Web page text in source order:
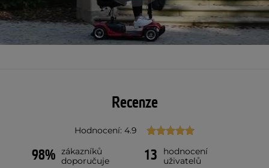
Recenze
Hodnocení: 4.9
98% zákazníků
doporučuje
13
hodnocení
uživatelů